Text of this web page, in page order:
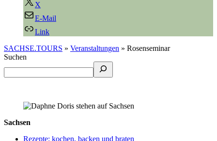
X
E-Mail
Link
SACHSE.TOURS » Veranstaltungen » Rosenseminar
Suchen
Sachsen
Rezepte: kochen, backen und braten